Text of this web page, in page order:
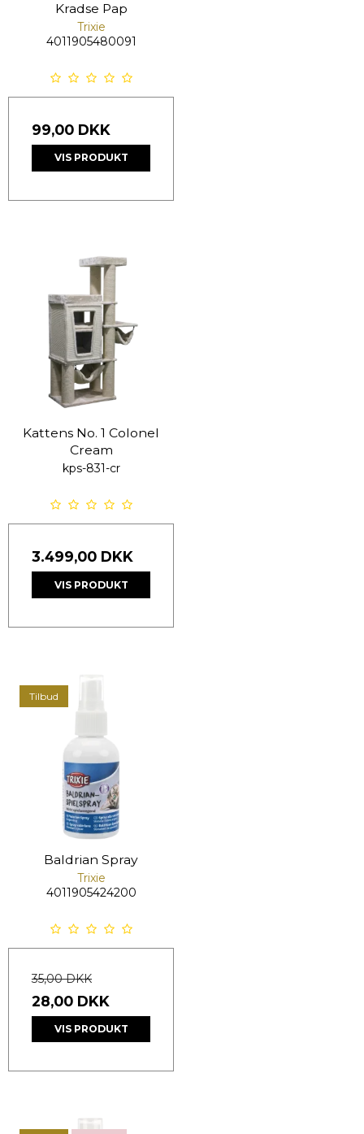
Kradse Pap
Trixie
4011905480091
99,00 DKK
VIS PRODUKT
Kattens No. 1 Colonel
Cream
kps-831-cr
3.499,00 DKK
VIS PRODUKT
Tilbud
Baldrian Spray
Trixie
4011905424200
35,00 DKK
28,00 DKK
VIS PRODUKT